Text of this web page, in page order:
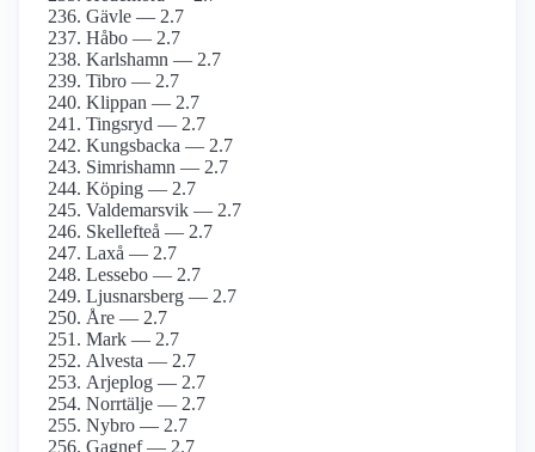
Gävle — 2.7
Håbo — 2.7
Karlshamn — 2.7
Tibro — 2.7
Klippan — 2.7
Tingsryd — 2.7
Kungsbacka — 2.7
Simrishamn — 2.7
Köping — 2.7
Valdemarsvik — 2.7
Skellefteå — 2.7
Laxå — 2.7
Lessebo — 2.7
Ljusnarsberg — 2.7
Åre — 2.7
Mark — 2.7
Alvesta — 2.7
Arjeplog — 2.7
Norrtälje — 2.7
Nybro — 2.7
Gagnef — 2.7